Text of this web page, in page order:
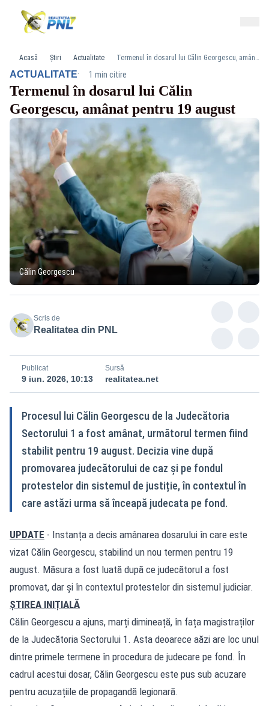
Acasă Știri Actualitate Termenul în dosarul lui Călin Georgescu, amânat pentru 19 august
ACTUALITATE· 1 min citire
Termenul în dosarul lui Călin
Georgescu, amânat pentru 19 august
Călin Georgescu
Scris de
Realitatea din PNL
Publicat
9 iun. 2026, 10:13
Sursă
realitatea.net
Procesul lui Călin Georgescu de la Judecătoria
Sectorului 1 a fost amânat, următorul termen fiind
stabilit pentru 19 august. Decizia vine după
promovarea judecătorului de caz și pe fondul
protestelor din sistemul de justiție, în contextul în
care astăzi urma să înceapă judecata pe fond.
UPDATE - Instanța a decis amânarea dosarului în care este
vizat Călin Georgescu, stabilind un nou termen pentru 19
august. Măsura a fost luată după ce judecătorul a fost
promovat, dar și în contextul protestelor din sistemul judiciar.
ȘTIREA INIȚIALĂ
Călin Georgescu a ajuns, marți dimineață, în fața magistraților
de la Judecătoria Sectorului 1. Asta deoarece aăzi are loc unul
dintre primele termene în procedura de judecare pe fond. În
cadrul acestui dosar, Călin Georgescu este pus sub acuzare
pentru acuzațiile de propagandă legionară.